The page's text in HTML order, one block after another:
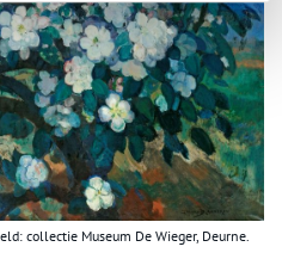
collectie Museum De Wieger, Deurne.